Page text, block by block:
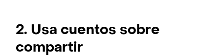
2. Usa cuentos sobre
compartir